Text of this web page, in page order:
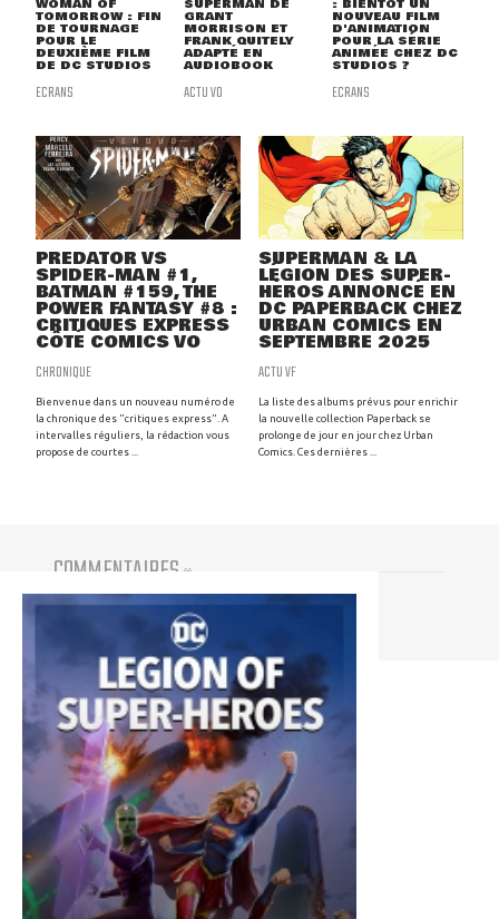
TOMORROW : FIN
DE TOURNAGE
POUR LE
DEUXIÈME FILM
DE DC STUDIOS
ECRANS
GRANT
MORRISON ET
FRANK QUITELY
ADAPTÉ EN
AUDIOBOOK
ACTU VO
NOUVEAU FILM
D'ANIMATION
POUR LA SÉRIE
ANIMÉE CHEZ DC
STUDIOS ?
ECRANS
PREDATOR VS
SPIDER-MAN #1,
BATMAN #159, THE
POWER FANTASY #8 :
CRITIQUES EXPRESS
CÔTÉ COMICS VO
CHRONIQUE
Bienvenue dans un nouveau numéro de
la chronique des "critiques express". A
intervalles réguliers, la rédaction vous
propose de courtes ...
SUPERMAN & LA
LÉGION DES SUPER-
HÉROS ANNONCÉ EN
DC PAPERBACK CHEZ
URBAN COMICS EN
SEPTEMBRE 2025
ACTU VF
La liste des albums prévus pour enrichir
la nouvelle collection Paperback se
prolonge de jour en jour chez Urban
Comics. Ces dernières ...
COMMENTAIRES (0)